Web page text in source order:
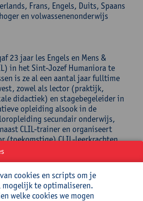
Frans, Engels, Duits, Spaans
en volwassenenonderwijs
23 jaar les Engels en Mens &
in het Sint-Jozef Humaniora te
is ze al een aantal jaar fulltime
zowel als lector (praktijk,
didactiek) en stagebegeleider in
opleiding alsook in de
secundair onderwijs,
CLIL-trainer en organiseert
(toekomstige) CLIL-leerkrachten
Howest. Ze is één van de trekkers
‘de AI-geletterde school’
waarmee ze vormingen en AI-
voor school- en taalteams.
cookies en scripts om je
te optimaliseren.
welke cookies we mogen